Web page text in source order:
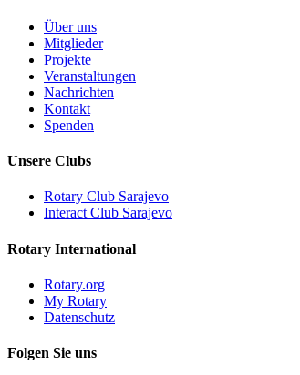
Über uns
Mitglieder
Projekte
Veranstaltungen
Nachrichten
Kontakt
Spenden
Unsere Clubs
Rotary Club Sarajevo
Interact Club Sarajevo
Rotary International
Rotary.org
My Rotary
Datenschutz
Folgen Sie uns